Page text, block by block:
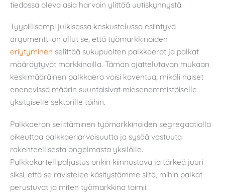
tiedossa oleva asia harvoin ylittää uutiskynnystä.
Tyypillisempi julkisessa keskustelussa esiintyvä
argumentti on ollut se, että työmarkkinoiden
eriytyminen selittää sukupuolten palkkaerot ja palkat
määräytyvät markkinoilla. Tämän ajattelutavan mukaan
keskimääräinen palkkaero voisi kaventua, mikäli naiset
enenevissä määrin suuntaisivat miesenemmistöiselle
yksityiselle sektorille töihin.
Palkkaeron selittäminen työmarkkinoiden segregaatiolla
oikeuttaa palkkaeriarvoisuutta ja sysää vastuuta
rakenteellisesta ongelmasta yksilölle.
Palkkakartellipaljastus onkin kiinnostava ja tärkeä juuri
siksi, että se ravistelee käsitystämme siitä, mihin palkat
perustuvat ja miten työmarkkina toimii.